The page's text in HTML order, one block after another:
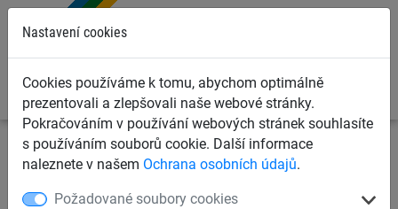
Nastavení cookies
Cookies používáme k tomu, abychom optimálně
prezentovali a zlepšovali naše webové stránky.
Pokračováním v používání webových stránek souhlasíte
s používáním souborů cookie. Další informace
naleznete v našem Ochrana osobních údajů.
Požadované soubory cookies
Sportovní sítě Sítě pro ostatní sporty
Sítě na